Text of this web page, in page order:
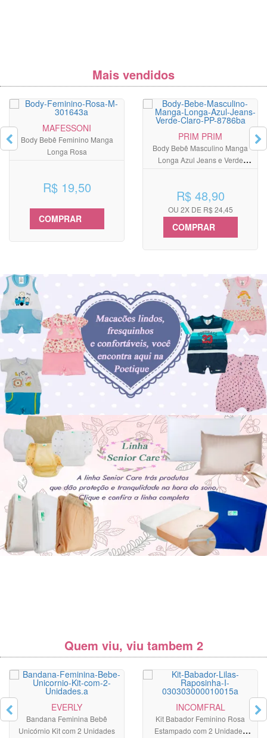
Mais vendidos
MAFESSONI
Body Bebê Feminino Manga
Longa Rosa
R$ 19,50
COMPRAR
PRIM PRIM
Body Bebê Masculino Manga
Longa Azul Jeans e Verde
R$ 48,90
OU 2X DE R$ 24,45
COMPRAR
Quem viu, viu tambem 2
EVERLY
Bandana Feminina Bebê
Unicórnio Kit com 2 Unidades
INCOMFRAL
Kit Babador Feminino Rosa
Estampado com 2 Unidades